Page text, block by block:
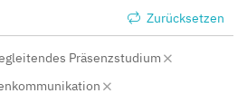
Zurücksetzen
Präsenzstudium